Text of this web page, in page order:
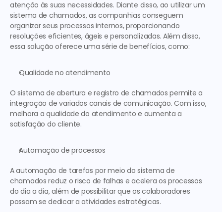
sistema de chamados, as companhias conseguem
organizar seus processos internos, proporcionando
resoluções eficientes, ágeis e personalizadas. Além disso,
essa solução oferece uma série de benefícios, como:
Qualidade no atendimento
O sistema de abertura e registro de chamados permite a
integração de variados canais de comunicação. Com isso,
melhora a qualidade do atendimento e aumenta a
satisfação do cliente.
Automação de processos
A automação de tarefas por meio do sistema de
chamados reduz o risco de falhas e acelera os processos
do dia a dia, além de possibilitar que os colaboradores
possam se dedicar a atividades estratégicas.